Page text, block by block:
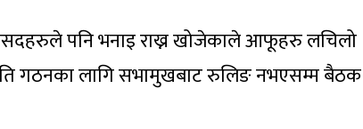
पनि भनाइ राख्न खोजेकाले आफूहरु लचिलो
गठनका लागि सभामुखबाट रुलिङ नभएसम्म